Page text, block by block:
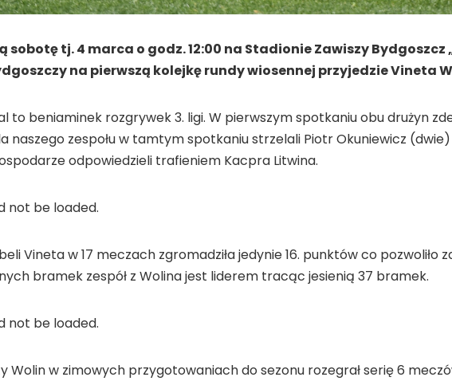
sobotę tj. 4 marca o godz. 12:00 na Stadionie Zawiszy
na pierwszą kolejkę rundy wiosennej przyjedzie Vineta
to beniaminek rozgrywek 3. ligi. W pierwszym spotkaniu obu drużyn
naszego zespołu w tamtym spotkaniu strzelali Piotr Okuniewicz
odpowiedzieli trafieniem Kacpra Litwina.
not be loaded.
Vineta w 17 meczach zgromadziła jedynie 16. punktów co pozwoliło
bramek zespół z Wolina jest liderem tracąc jesienią 37 bramek.
not be loaded.
Wolin w zimowych przygotowaniach do sezonu rozegrał serię 6